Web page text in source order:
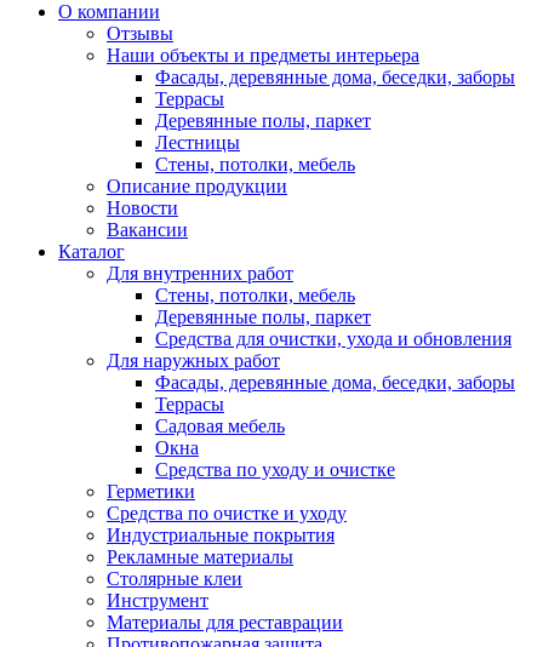
О компании
Отзывы
Наши объекты и предметы интерьера
Фасады, деревянные дома, беседки, заборы
Террасы
Деревянные полы, паркет
Лестницы
Стены, потолки, мебель
Описание продукции
Новости
Вакансии
Каталог
Для внутренних работ
Стены, потолки, мебель
Деревянные полы, паркет
Средства для очистки, ухода и обновления
Для наружных работ
Фасады, деревянные дома, беседки, заборы
Террасы
Садовая мебель
Окна
Средства по уходу и очистке
Герметики
Средства по очистке и уходу
Индустриальные покрытия
Рекламные материалы
Столярные клеи
Инструмент
Материалы для реставрации